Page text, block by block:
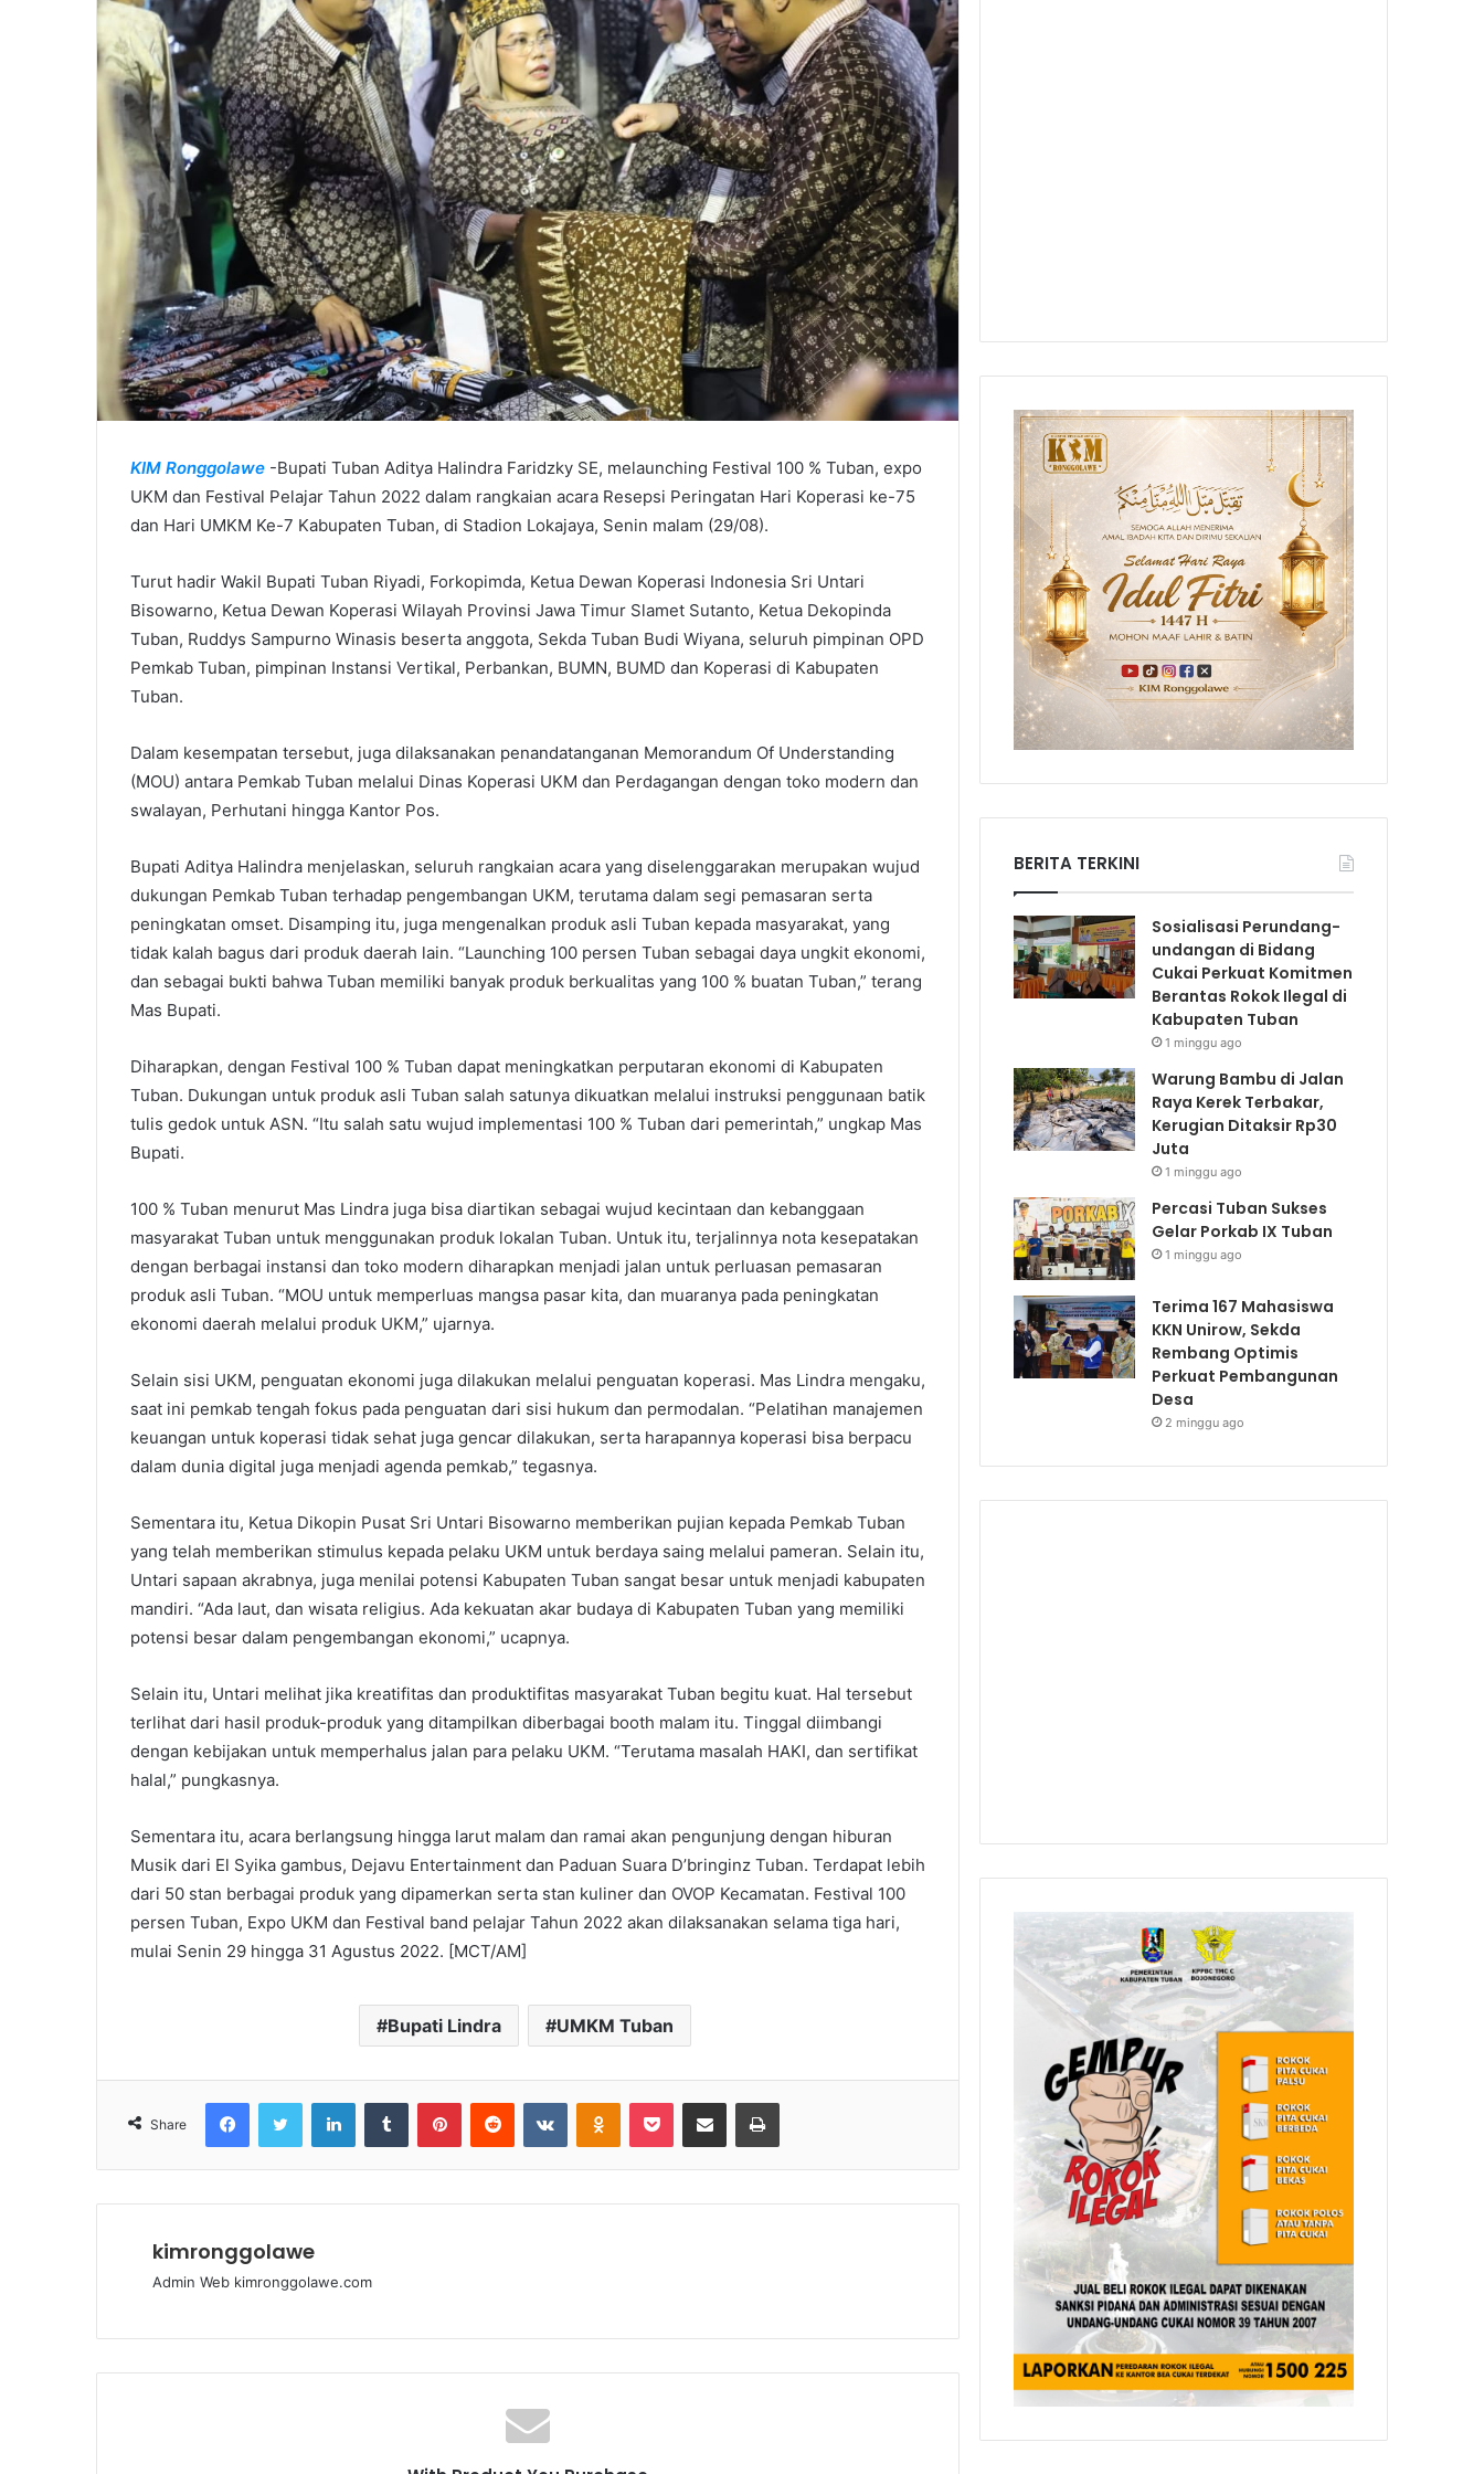
KIM Ronggolawe -Bupati Tuban Aditya Halindra Faridzky SE, melaunching Festival 100 % Tuban, expo
UKM dan Festival Pelajar Tahun 2022 dalam rangkaian acara Resepsi Peringatan Hari Koperasi ke-75
dan Hari UMKM Ke-7 Kabupaten Tuban, di Stadion Lokajaya, Senin malam (29/08).
Turut hadir Wakil Bupati Tuban Riyadi, Forkopimda, Ketua Dewan Koperasi Indonesia Sri Untari
Bisowarno, Ketua Dewan Koperasi Wilayah Provinsi Jawa Timur Slamet Sutanto, Ketua Dekopinda
Tuban, Ruddys Sampurno Winasis beserta anggota, Sekda Tuban Budi Wiyana, seluruh pimpinan OPD
Pemkab Tuban, pimpinan Instansi Vertikal, Perbankan, BUMN, BUMD dan Koperasi di Kabupaten
Tuban.
Dalam kesempatan tersebut, juga dilaksanakan penandatanganan Memorandum Of Understanding
(MOU) antara Pemkab Tuban melalui Dinas Koperasi UKM dan Perdagangan dengan toko modern dan
swalayan, Perhutani hingga Kantor Pos.
Bupati Aditya Halindra menjelaskan, seluruh rangkaian acara yang diselenggarakan merupakan wujud
dukungan Pemkab Tuban terhadap pengembangan UKM, terutama dalam segi pemasaran serta
peningkatan omset. Disamping itu, juga mengenalkan produk asli Tuban kepada masyarakat, yang
tidak kalah bagus dari produk daerah lain. “Launching 100 persen Tuban sebagai daya ungkit ekonomi,
dan sebagai bukti bahwa Tuban memiliki banyak produk berkualitas yang 100 % buatan Tuban,” terang
Mas Bupati.
Diharapkan, dengan Festival 100 % Tuban dapat meningkatkan perputaran ekonomi di Kabupaten
Tuban. Dukungan untuk produk asli Tuban salah satunya dikuatkan melalui instruksi penggunaan batik
tulis gedok untuk ASN. “Itu salah satu wujud implementasi 100 % Tuban dari pemerintah,” ungkap Mas
Bupati.
100 % Tuban menurut Mas Lindra juga bisa diartikan sebagai wujud kecintaan dan kebanggaan
masyarakat Tuban untuk menggunakan produk lokalan Tuban. Untuk itu, terjalinnya nota kesepatakan
dengan berbagai instansi dan toko modern diharapkan menjadi jalan untuk perluasan pemasaran
produk asli Tuban. “MOU untuk memperluas mangsa pasar kita, dan muaranya pada peningkatan
ekonomi daerah melalui produk UKM,” ujarnya.
Selain sisi UKM, penguatan ekonomi juga dilakukan melalui penguatan koperasi. Mas Lindra mengaku,
saat ini pemkab tengah fokus pada penguatan dari sisi hukum dan permodalan. “Pelatihan manajemen
keuangan untuk koperasi tidak sehat juga gencar dilakukan, serta harapannya koperasi bisa berpacu
dalam dunia digital juga menjadi agenda pemkab,” tegasnya.
Sementara itu, Ketua Dikopin Pusat Sri Untari Bisowarno memberikan pujian kepada Pemkab Tuban
yang telah memberikan stimulus kepada pelaku UKM untuk berdaya saing melalui pameran. Selain itu,
Untari sapaan akrabnya, juga menilai potensi Kabupaten Tuban sangat besar untuk menjadi kabupaten
mandiri. “Ada laut, dan wisata religius. Ada kekuatan akar budaya di Kabupaten Tuban yang memiliki
potensi besar dalam pengembangan ekonomi,” ucapnya.
Selain itu, Untari melihat jika kreatifitas dan produktifitas masyarakat Tuban begitu kuat. Hal tersebut
terlihat dari hasil produk-produk yang ditampilkan diberbagai booth malam itu. Tinggal diimbangi
dengan kebijakan untuk memperhalus jalan para pelaku UKM. “Terutama masalah HAKI, dan sertifikat
halal,” pungkasnya.
Sementara itu, acara berlangsung hingga larut malam dan ramai akan pengunjung dengan hiburan
Musik dari El Syika gambus, Dejavu Entertainment dan Paduan Suara D’bringinz Tuban. Terdapat lebih
dari 50 stan berbagai produk yang dipamerkan serta stan kuliner dan OVOP Kecamatan. Festival 100
persen Tuban, Expo UKM dan Festival band pelajar Tahun 2022 akan dilaksanakan selama tiga hari,
mulai Senin 29 hingga 31 Agustus 2022. [MCT/AM]
Bupati Lindra UMKM Tuban
Share
kimronggolawe
Admin Web kimronggolawe.com
BERITA TERKINI
Sosialisasi Perundang-
undangan di Bidang
Cukai Perkuat Komitmen
Berantas Rokok Ilegal di
Kabupaten Tuban
1 minggu ago
Warung Bambu di Jalan
Raya Kerek Terbakar,
Kerugian Ditaksir Rp30
Juta
1 minggu ago
Percasi Tuban Sukses
Gelar Porkab IX Tuban
1 minggu ago
Terima 167 Mahasiswa
KKN Unirow, Sekda
Rembang Optimis
Perkuat Pembangunan
Desa
2 minggu ago